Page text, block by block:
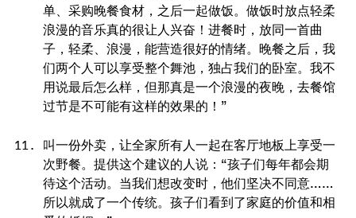
单、采购晚餐食材，之后一起做饭。做饭时放点轻柔
浪漫的音乐真的很让人兴奋！进餐时，放同一首曲
子，轻柔、浪漫，能营造很好的情绪。晚餐之后，我
们两个人可以享受整个舞池，独占我们的卧室。我不
用说最后怎么样，但那真是一个浪漫的夜晚，去餐馆
过节是不可能有这样的效果的！”
叫一份外卖，让全家所有人一起在客厅地板上享受一
次野餐。提供这个建议的人说：“孩子们每年都会期
待这个活动。当我们想改变时，他们坚决不同意……
所以就成了一个传统。孩子们看到了家庭的价值和相